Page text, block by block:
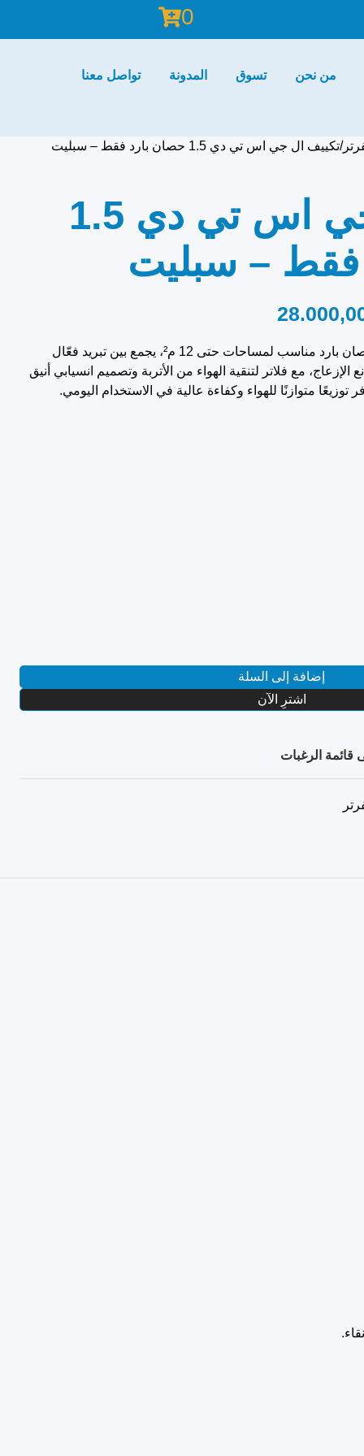
0
من نحن تسوق المدونة تواصل معنا
تكييف ال جي اس تي دي 1.5 حصان بارد فقط – سبليت
تكييف ال جي اس تي دي 1.5
فقط – سبليت
تكييف LG STD دوال بقدرة 1.5 حصان بارد مناسب لمساحات حتى 12 م²، يجمع بين تبريد فعّال
مع فلاتر لتنقية الهواء من الأتربة وتصميم انسيابي أنيق
متوازنًا للهواء وكفاءة عالية في الاستخدام اليومي.
إضافة إلى السلة
اشترِ الآن
قائمة الرغبات